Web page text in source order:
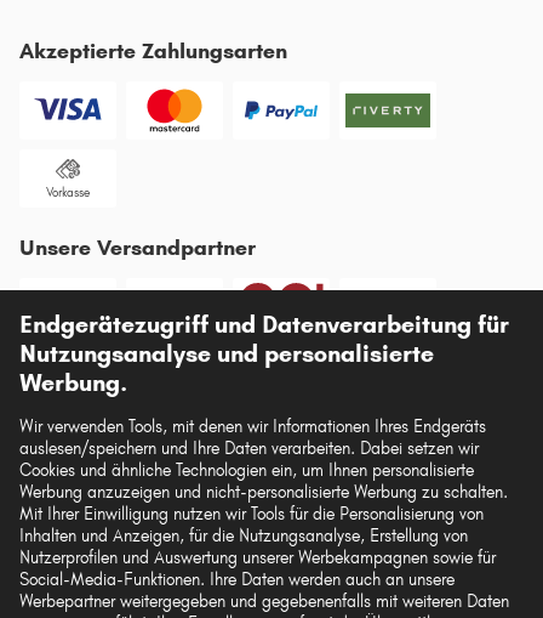
Akzeptierte Zahlungsarten
Vorkasse
Unsere Versandpartner
Die hier dargestellten Daten, insbesondere die gesamte Datenbank, dürfen nicht
Datenbank ohne vorherige Einwilligung von TecAlliance und/oder die
Einbeziehung Dritter in solche Aktivitäten ist streng verboten. Jegliche
unautorisierte Nutzung von Inhalten stellt eine Verletzung des Urheberrechts dar
und kann rechtliche Schritte nach sich ziehen.
Vertrag widerrufen
Endgerätezugriff und Datenverarbeitung für
Nutzungsanalyse und personalisierte
Werbung.
Wir verwenden Tools, mit denen wir Informationen Ihres Endgeräts
auslesen/speichern und Ihre Daten verarbeiten. Dabei setzen wir
Cookies und ähnliche Technologien ein, um Ihnen personalisierte
Werbung anzuzeigen und nicht-personalisierte Werbung zu schalten.
Mit Ihrer Einwilligung nutzen wir Tools für die Personalisierung von
Inhalten und Anzeigen, für die Nutzungsanalyse, Erstellung von
Nutzerprofilen und Auswertung unserer Werbekampagnen sowie für
Social-Media-Funktionen. Ihre Daten werden auch an unsere
Werbepartner weitergegeben und gegebenenfalls mit weiteren Daten